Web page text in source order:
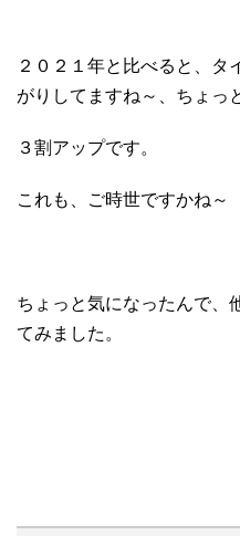
２０２１年と比べると、
がりしてますね～、ちょっ
３割アップです。
これも、ご時世ですかね～
ちょっと気になったんで、
てみました。